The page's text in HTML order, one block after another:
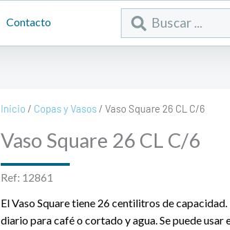
Contacto
Search
...
Inicio / Copas y Vasos/ Vaso Square 26 CL C/6
Vaso Square 26 CL C/6
Ref: 12861
El Vaso Square tiene 26 centilitros de
diario para café o cortado y agua. Se puede usar